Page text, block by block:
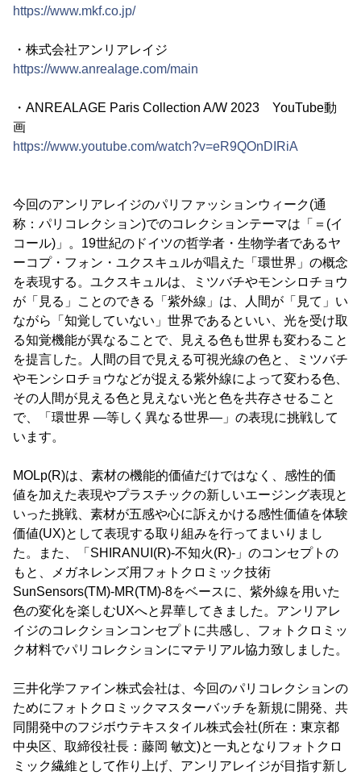
https://www.mkf.co.jp/
・株式会社アンリアレイジ
https://www.anrealage.com/main
・ANREALAGE Paris Collection A/W 2023 YouTube動
画
https://www.youtube.com/watch?v=eR9QOnDIRiA
今回のアンリアレイジのパリファッションウィーク(通
称：パリコレクション)でのコレクションテーマは「＝(イ
コール)」。19世紀のドイツの哲学者・生物学者であるヤ
ーコプ・フォン・ユクスキュルが唱えた「環世界」の概念
を表現する。ユクスキュルは、ミツバチやモンシロチョウ
が「見る」ことのできる「紫外線」は、人間が「見て」い
ながら「知覚していない」世界であるといい、光を受け取
る知覚機能が異なることで、見える色も世界も変わること
を提言した。人間の目で見える可視光線の色と、ミツバチ
やモンシロチョウなどが捉える紫外線によって変わる色、
その人間が見える色と見えない光と色を共存させること
で、「環世界 ―等しく異なる世界―」の表現に挑戦して
います。
MOLp(R)は、素材の機能的価値だけではなく、感性的価
値を加えた表現やプラスチックの新しいエージング表現と
いった挑戦、素材が五感や心に訴えかける感性価値を体験
価値(UX)として表現する取り組みを行ってまいりまし
た。また、「SHIRANUI(R)-不知火(R)-」のコンセプトの
もと、メガネレンズ用フォトクロミック技術
SunSensors(TM)-MR(TM)-8をベースに、紫外線を用いた
色の変化を楽しむUXへと昇華してきました。アンリアレ
イジのコレクションコンセプトに共感し、フォトクロミッ
ク材料でパリコレクションにマテリアル協力致しました。
三井化学ファイン株式会社は、今回のパリコレクションの
ためにフォトクロミックマスターバッチを新規に開発、共
同開発中のフジボウテキスタイル株式会社(所在：東京都
中央区、取締役社長：藤岡 敏文)と一丸となりフォトクロ
ミック繊維として作り上げ、アンリアレイジが目指す新し